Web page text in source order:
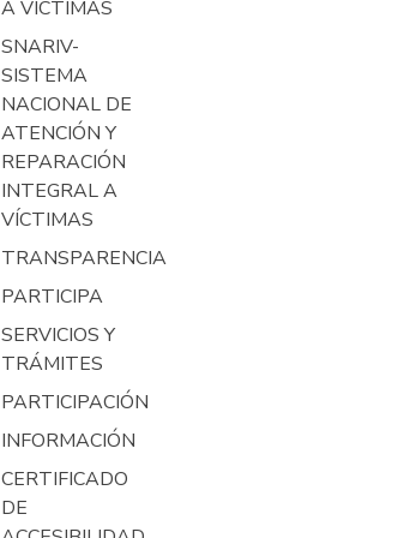
A VÍCTIMAS
SNARIV-
SISTEMA
NACIONAL DE
ATENCIÓN Y
REPARACIÓN
INTEGRAL A
VÍCTIMAS
TRANSPARENCIA
PARTICIPA
SERVICIOS Y
TRÁMITES
PARTICIPACIÓN
INFORMACIÓN
CERTIFICADO
DE